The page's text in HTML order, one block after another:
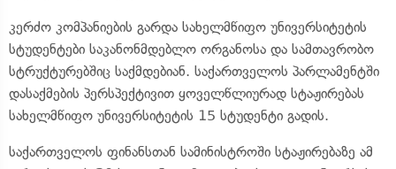
კერძო კომპანიების გარდა სახელმწიფო უნივერსიტეტის
სტუდენტები საკანონმდებლო ორგანოსა და სამთავრობო
სტრუქტურებშიც საქმდებიან. საქართველოს პარლამენტში
დასაქმების პერსპექტივით ყოველწლიურად სტაჟირებას
სახელმწიფო უნივერსიტეტის 15 სტუდენტი გადის.
საქართველოს ფინანსთან სამინისტროში სტაჟირებაზე ამ